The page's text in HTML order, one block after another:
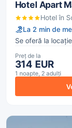
Hotel Apart
Hotel în
La 2 min de
Se oferă la
Preț de la
314 EUR
1 noapte, 2 adulți